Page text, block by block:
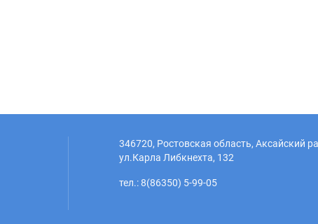
346720, Ростовская область, Аксайский
ул.Карла Либкнехта, 132
тел.: 8(86350) 5-99-05